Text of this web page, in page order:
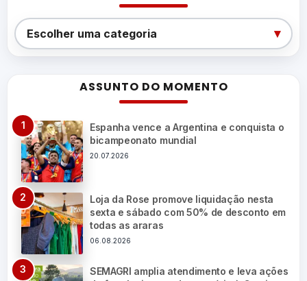
Categorias
Escolher uma categoria ▾
ASSUNTO DO MOMENTO
Espanha vence a Argentina e conquista o
bicampeonato mundial
20.07.2026
Loja da Rose promove liquidação nesta
sexta e sábado com 50% de desconto em
todas as araras
06.08.2026
SEMAGRI amplia atendimento e leva ações